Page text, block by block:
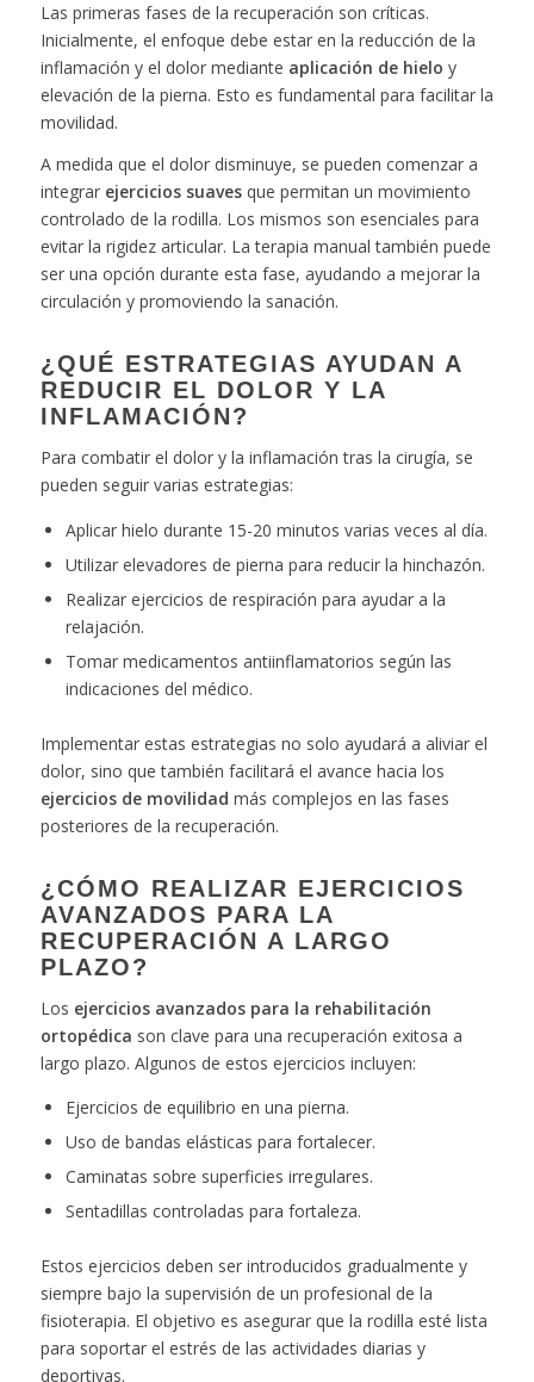
Las primeras fases de la recuperación son críticas.
Inicialmente, el enfoque debe estar en la reducción de la
inflamación y el dolor mediante aplicación de hielo y
elevación de la pierna. Esto es fundamental para facilitar la
movilidad.
A medida que el dolor disminuye, se pueden comenzar a
integrar ejercicios suavesque permitan un movimiento
controlado de la rodilla. Los mismos son esenciales para
evitar la rigidez articular. La terapia manual también puede
ser una opción durante esta fase, ayudando a mejorar la
circulación y promoviendo la sanación.
¿QUÉ ESTRATEGIAS AYUDAN A
REDUCIR EL DOLOR Y LA
INFLAMACIÓN?
Para combatir el dolor y la inflamación tras la cirugía, se
pueden seguir varias estrategias:
Aplicar hielo durante 15-20 minutos varias veces al día.
Utilizar elevadores de pierna para reducir la hinchazón.
Realizar ejercicios de respiración para ayudar a la
relajación.
Tomar medicamentos antiinflamatorios según las
indicaciones del médico.
Implementar estas estrategias no solo ayudará a aliviar el
dolor, sino que también facilitará el avance hacia los
ejercicios de movilidad más complejos en las fases
posteriores de la recuperación.
¿CÓMO REALIZAR EJERCICIOS
AVANZADOS PARA LA
RECUPERACIÓN A LARGO
PLAZO?
Los ejercicios avanzados para la rehabilitación
ortopédica son clave para una recuperación exitosa a
largo plazo. Algunos de estos ejercicios incluyen:
Ejercicios de equilibrio en una pierna.
Uso de bandas elásticas para fortalecer.
Caminatas sobre superficies irregulares.
Sentadillas controladas para fortaleza.
Estos ejercicios deben ser introducidos gradualmente y
siempre bajo la supervisión de un profesional de la
fisioterapia. El objetivo es asegurar que la rodilla esté lista
para soportar el estrés de las actividades diarias y
deportivas.